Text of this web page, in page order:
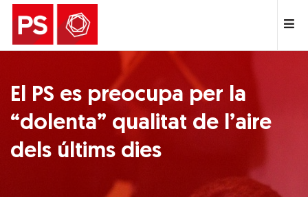
El PS es preocupa per la
“dolenta” qualitat de l’aire
dels últims dies